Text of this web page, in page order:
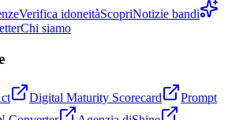
Verifica idoneitàScopriNotizie bandi
Chi siamo
Digital Maturity Scorecard
Prompt